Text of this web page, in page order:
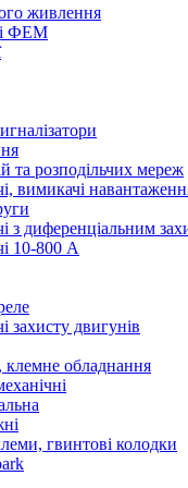
живлення
ФЕМ
та розподільчих мереж
вимикачі
з диференціальним
10-800 А
захисту двигунів
клемне обладнання
гвинтові колодки